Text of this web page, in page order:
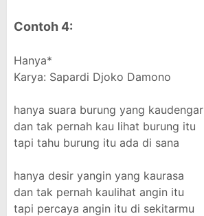
Contoh 4:
Hanya*
Karya: Sapardi Djoko Damono
hanya suara burung yang kaudengar
dan tak pernah kau lihat burung itu
tapi tahu burung itu ada di sana
hanya desir yangin yang kaurasa
dan tak pernah kaulihat angin itu
tapi percaya angin itu di sekitarmu